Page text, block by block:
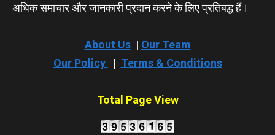
अधिक समाचार और जानकारी प्रदान करने के लिए प्रतिबद्ध हैं।
About Us| Our Team
Our Policy
| Terms & Conditions
Total Page View